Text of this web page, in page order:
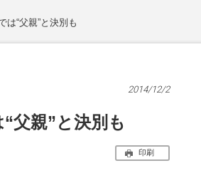
“父親”と決別も
2014/12/2
父親”と決別も
印刷